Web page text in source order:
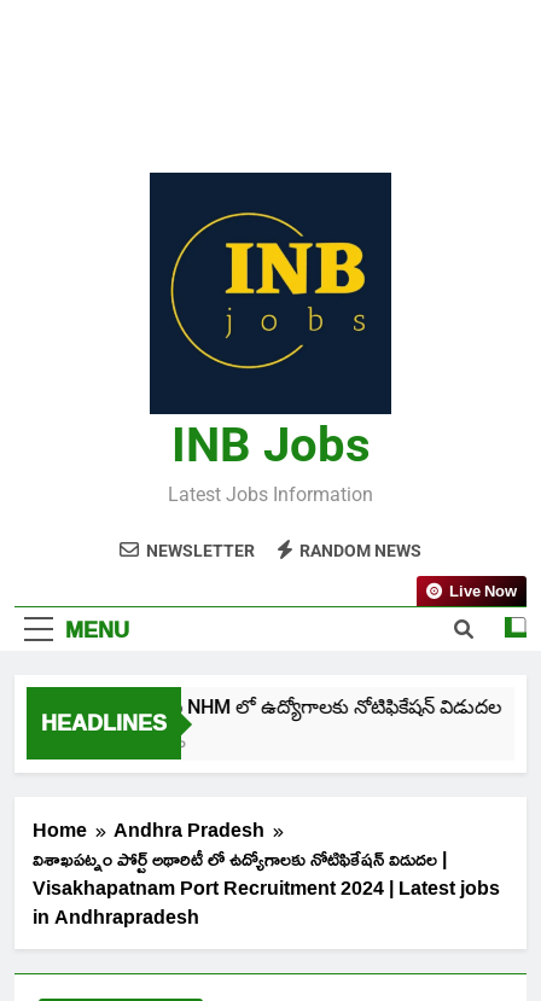
INB Jobs
Latest Jobs Information
NEWSLETTER RANDOM NEWS
MENU
Live Now
HEADLINES
తెలంగాణ NHM లో ఉద్యోగాలకు నోటిఫికేషన్ విడుదల
Home
Andhra Pradesh
విశాఖపట్నం పోర్ట్ అథారిటీ లో ఉద్యోగాలకు నోటిఫికేషన్ విడుదల |
Visakhapatnam Port Recruitment 2024 | Latest jobs
in Andhrapradesh